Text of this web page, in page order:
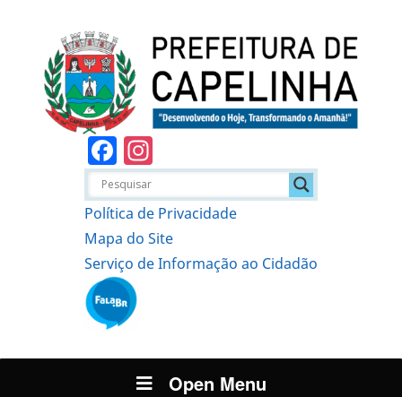
Facebook
Política de Privacidade
Mapa do Site
Serviço de Informação ao Cidadão
Open Menu